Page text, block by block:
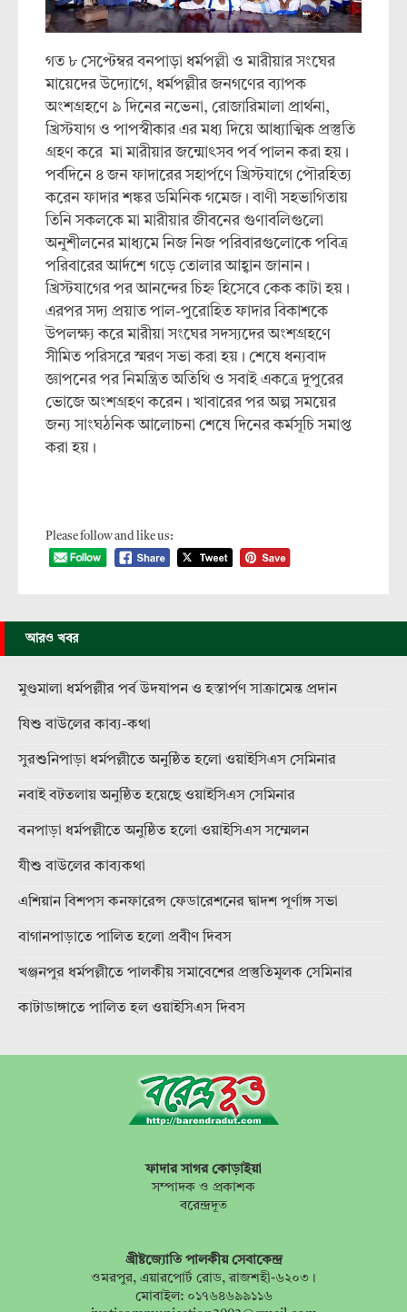
গত ৮ সেপ্টেম্বর বনপাড়া ধর্মপল্লী ও মারীয়ার সংঘের
মায়েদের উদ্যোগে, ধর্মপল্লীর জনগণের ব্যাপক
অংশগ্রহণে ৯ দিনের নভেনা, রোজারিমালা প্রার্থনা,
খ্রিস্টযাগ ও পাপস্বীকার এর মধ্য দিয়ে আধ্যাত্মিক প্রস্তুতি
গ্রহণ করে মা মারীয়ার জন্মোৎসব পর্ব পালন করা হয়।
পর্বদিনে ৪ জন ফাদারের সহার্পণে খ্রিস্টযাগে পৌরহিত্য
করেন ফাদার শঙ্কর ডমিনিক গমেজ। বাণী সহভাগিতায়
তিনি সকলকে মা মারীয়ার জীবনের গুণাবলিগুলো
অনুশীলনের মাধ্যমে নিজ নিজ পরিবারগুলোকে পবিত্র
পরিবারের আর্দশে গড়ে তোলার আহ্বান জানান।
খ্রিস্টযাগের পর আনন্দের চিহ্ন হিসেবে কেক কাটা হয়।
এরপর সদ্য প্রয়াত পাল-পুরোহিত ফাদার বিকাশকে
উপলক্ষ্য করে মারীয়া সংঘের সদস্যদের অংশগ্রহণে
সীমিত পরিসরে স্মরণ সভা করা হয়। শেষে ধন্যবাদ
জ্ঞাপনের পর নিমন্ত্রিত অতিথি ও সবাই একত্রে দুপুরের
ভোজে অংশগ্রহণ করেন। খাবারের পর অল্প সময়ের
জন্য সাংঘঠনিক আলোচনা শেষে দিনের কর্মসূচি সমাপ্ত
করা হয়।
Please follow and like us:
আরও খবর
মুণ্ডমালা ধর্মপল্লীর পর্ব উদযাপন ও হস্তার্পণ সাক্রামেন্ত প্রদান
যিশু বাউলের কাব্য-কথা
সুরশুনিপাড়া ধর্মপল্লীতে অনুষ্ঠিত হলো ওয়াইসিএস সেমিনার
নবাই বটতলায় অনুষ্ঠিত হয়েছে ওয়াইসিএস সেমিনার
বনপাড়া ধর্মপল্লীতে অনুষ্ঠিত হলো ওয়াইসিএস সম্মেলন
যীশু বাউলের কাব্যকথা
এশিয়ান বিশপস কনফারেন্স ফেডারেশনের দ্বাদশ পূর্ণাঙ্গ সভা
বাগানপাড়াতে পালিত হলো প্রবীণ দিবস
খঞ্জনপুর ধর্মপল্লীতে পালকীয় সমাবেশের প্রস্তুতিমূলক সেমিনার
কাটাডাঙ্গাতে পালিত হল ওয়াইসিএস দিবস
ফাদার সাগর কোড়াইয়া
সম্পাদক ও প্রকাশক
বরেন্দ্রদূত
খ্রীষ্টজ্যোতি পালকীয় সেবাকেন্দ্র
ওমরপুর, এয়ারপোর্ট রোড, রাজশহী-৬২০৩।
মোবাইল: ০১৭৬৪৬৯৯১১৬